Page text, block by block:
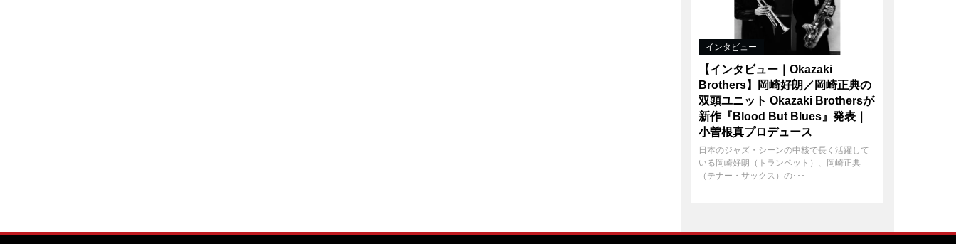
インタビュー
【インタビュー｜Okazaki
Brothers】岡崎好朗／岡崎正典の
双頭ユニット Okazaki Brothersが
新作『Blood But Blues』発表｜
小曽根真プロデュース
日本のジャズ・シーンの中核で長く活躍して
いる岡崎好朗（トランペット）、岡崎正典
（テナー・サックス）の･･･